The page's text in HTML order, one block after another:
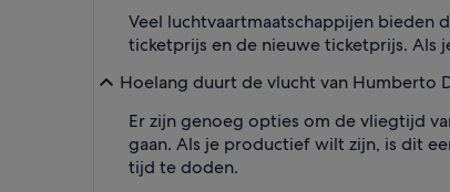
Veel luchtvaartmaatschappijen bieden
ticketprijs en de nieuwe ticketprijs. Als
Hoelang duurt de vlucht van Humberto
Er zijn genoeg opties om de vliegtijd
gaan. Als je productief wilt zijn, is dit
tijd te doden.